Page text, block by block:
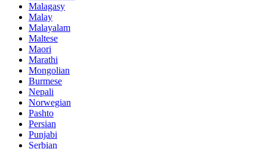
Malagasy
Malay
Malayalam
Maltese
Maori
Marathi
Mongolian
Burmese
Nepali
Norwegian
Pashto
Persian
Punjabi
Serbian